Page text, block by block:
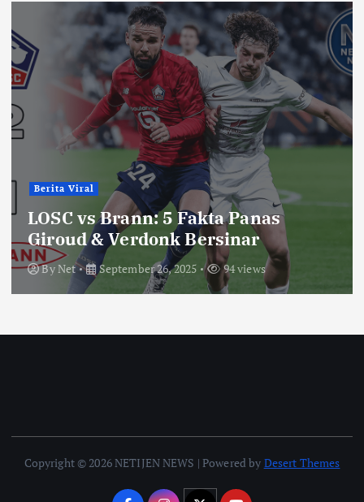
Berita Viral
LOSC vs Brann: 5 Fakta Panas
Giroud & Verdonk Bersinar
ByNet September 26, 2025 94 views
Copyright © 2026 NETIJEN NEWS | Powered by Desert Themes